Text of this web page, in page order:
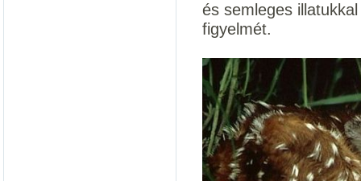
és semleges
figyelmét.